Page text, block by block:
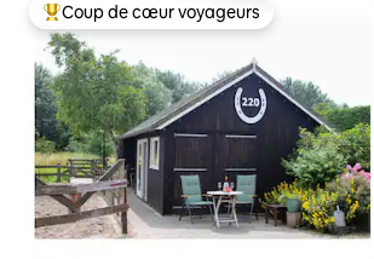
Coups de cœur voyageurs les plus
Coup de cœur voyageurs